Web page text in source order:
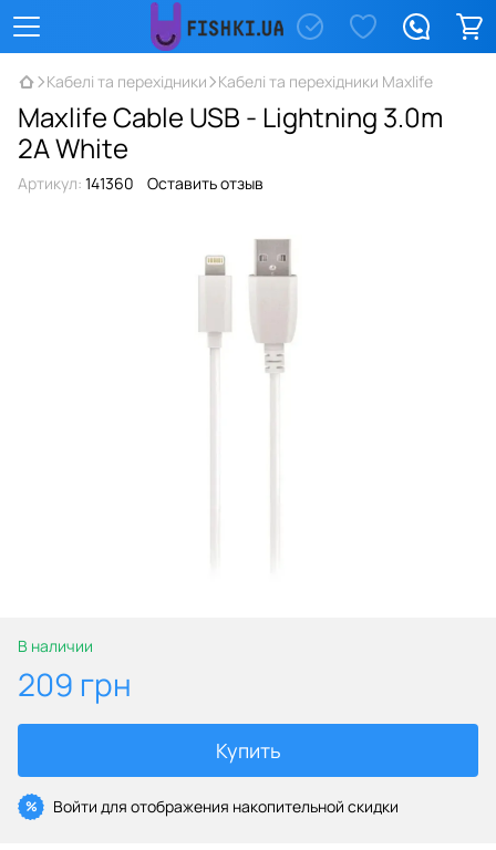
Кабелі та перехідники Кабелі та перехідники Maxlife
Maxlife Сable USB - Lightning 3.0m
2A White
Артикул: 141360 Оставить отзыв
В наличии
209 грн
Купить
% Войти для отображения накопительной скидки